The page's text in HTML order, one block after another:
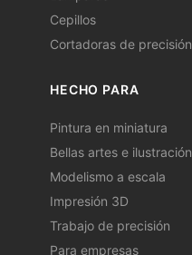
Cepillos
Cortadoras de precisión
HECHO PARA
Pintura en miniatura
Bellas artes e ilustración
Modelismo a escala
Impresión 3D
Trabajo de precisión
Para empresas